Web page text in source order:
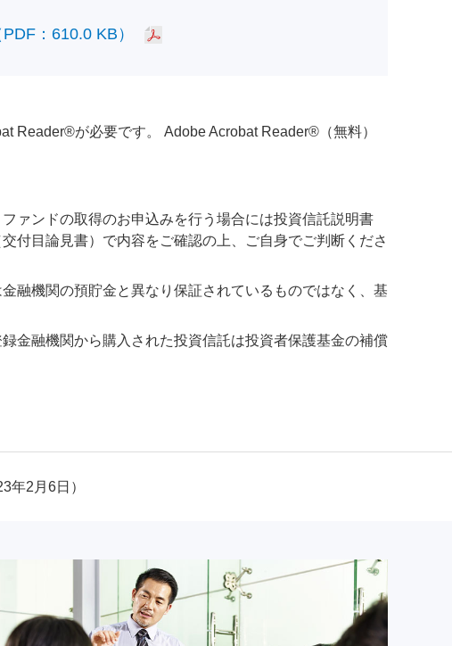
：610.0 KB）
Reader®が必要です。 Adobe Acrobat Reader®（無料）
ァンドの取得のお申込みを行う場合には投資信託説明書
付目論見書）で内容をご確認の上、ご自身でご判断くださ
融機関の預貯金と異なり保証されているものではなく、基
金融機関から購入された投資信託は投資者保護基金の補償
年2月6日）